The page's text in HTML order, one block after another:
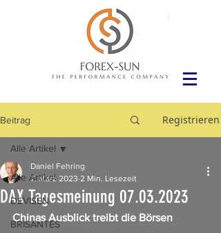
Beitrag Registrieren
Alle Artikel
DEVISEN
BRISANTES
Alle Artikel
DAX Tagesmeinung 07.03.2023
Daniel Fehring
7. März 2023 2 Min. Lesezeit
Chinas Ausblick treibt die Börsen